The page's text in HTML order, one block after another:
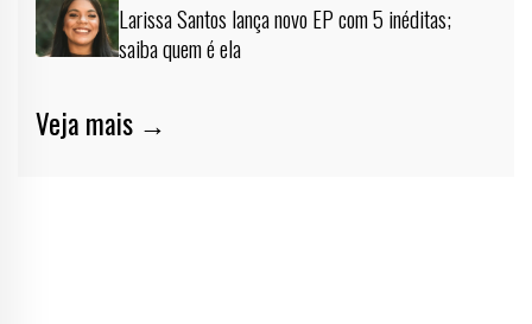
Larissa Santos lança novo EP com 5 inéditas;
saiba quem é ela
Veja mais →